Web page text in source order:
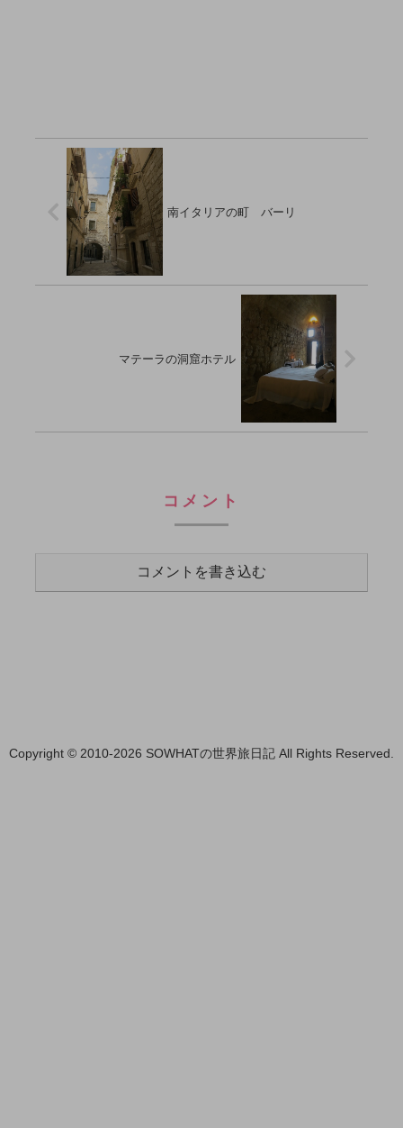
南イタリアの町 バーリ
マテーラの洞窟ホテル
コメント
コメントを書き込む
Copyright © 2010-2026 SOWHATの世界旅日記 All Rights Reserved.